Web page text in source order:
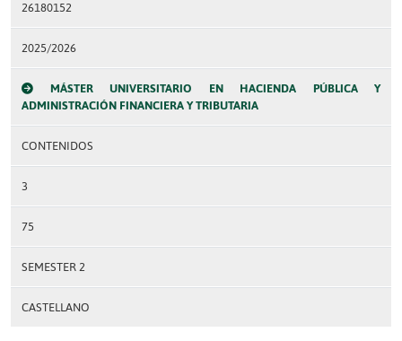
26180152
2025/2026
MÁSTER UNIVERSITARIO EN HACIENDA PÚBLICA Y
ADMINISTRACIÓN FINANCIERA Y TRIBUTARIA
CONTENIDOS
3
75
SEMESTER 2
CASTELLANO